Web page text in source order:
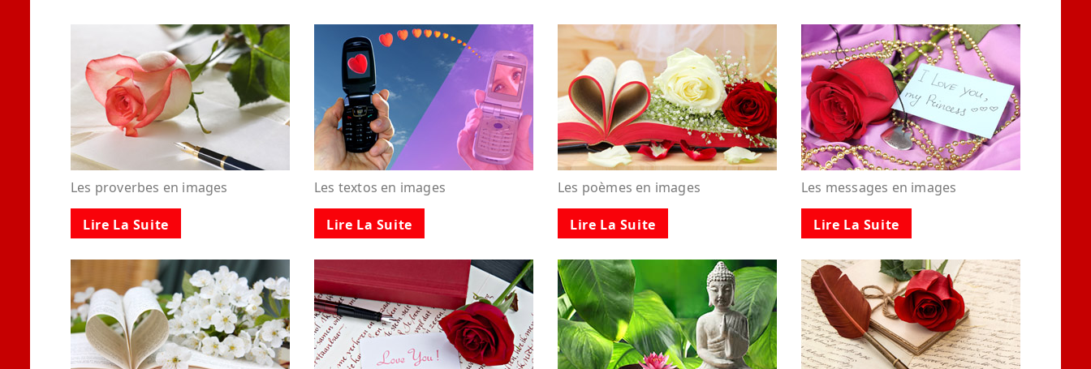
Les proverbes en images
Lire La Suite
Les textos en images
Lire La Suite
Les poèmes en images
Lire La Suite
Les messages en images
Lire La Suite